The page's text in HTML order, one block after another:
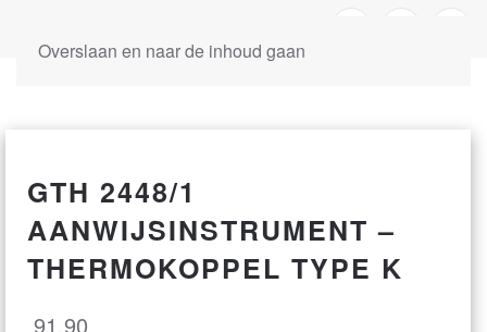
Overslaan en naar de inhoud gaan
GTH 2448/1
AANWIJSINSTRUMENT –
THERMOKOPPEL TYPE K
91,90